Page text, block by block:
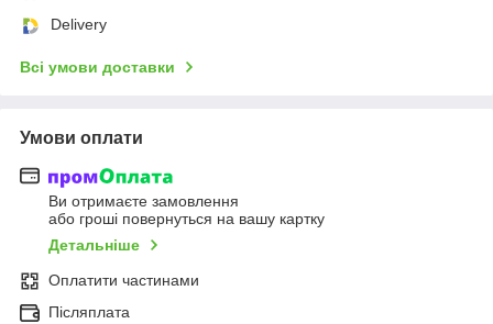
Delivery
Всі умови доставки
Умови оплати
Ви отримаєте замовлення
або гроші повернуться на вашу картку
Детальніше
Оплатити частинами
Післяплата